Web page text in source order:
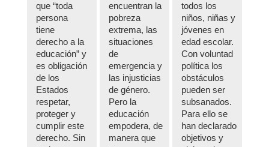
que “toda
persona
tiene
derecho a la
educación” y
es obligación
de los
Estados
respetar,
proteger y
cumplir este
derecho. Sin
encuentran la
pobreza
extrema, las
situaciones
de
emergencia y
las injusticias
de género.
Pero la
educación
empodera, de
manera que
todos los
niños, niñas y
jóvenes en
edad escolar.
Con voluntad
política los
obstáculos
pueden ser
subsanados.
Para ello se
han declarado
objetivos y